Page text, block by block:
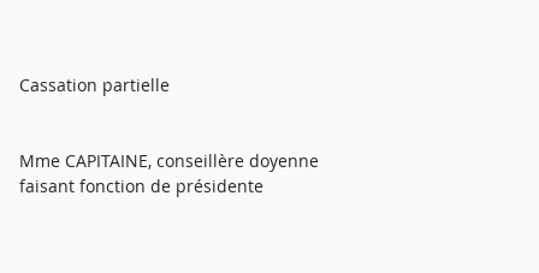
Cassation partielle
Mme CAPITAINE, conseillère doyenne
faisant fonction de présidente